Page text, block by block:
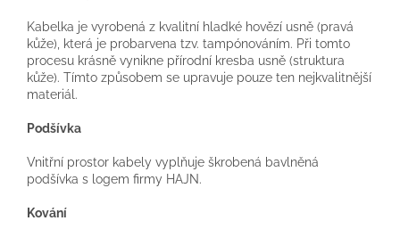
Kabelka je vyrobená z kvalitní hladké hovězí usně (pravá
kůže), která je probarvena tzv. tampónováním. Při tomto
procesu krásně vynikne přírodní kresba usně (struktura
kůže). Tímto způsobem se upravuje pouze ten nejkvalitnější
materiál.
Podšívka
Vnitřní prostor kabely vyplňuje škrobená bavlněná
podšívka s logem firmy HAJN.
Kování